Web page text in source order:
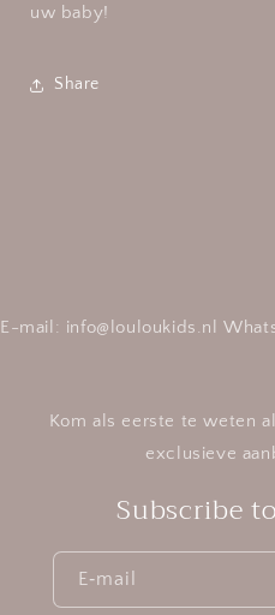
uw baby!
Share
E-mail: info@louloukids.nl
Kom als eerste te weten
exclusieve
Subscribe
E‑mail